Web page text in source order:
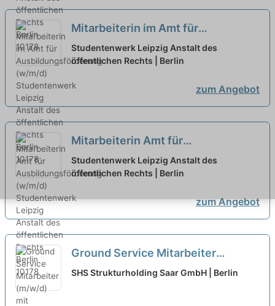
Mitarbeiterin im Amt für
Ausbildungsförderung (w/m/d)
Studentenwerk Leipzig Anstalt des
öffentlichen Rechts | Berlin
zum Angebot
Mitarbeiterin Amt für
Ausbildungsförderung (w/m/d)
Studentenwerk Leipzig Anstalt des
öffentlichen Rechts | Berlin
zum Angebot
Ground Service Mitarbeiter
(m/w/d) mit Feuerwehrausbildung
SHS Strukturholding Saar GmbH | Berlin